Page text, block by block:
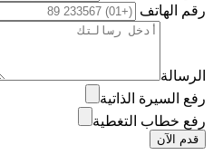
رقم الهاتف
الرسالة
رفع السيرة الذاتية
رفع خطاب التغطية
قدم الآن